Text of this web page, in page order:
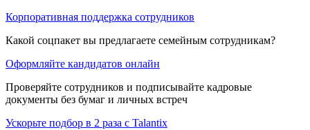
Корпоративная поддержка сотрудников
Какой соцпакет вы предлагаете семейным сотрудникам?
Оформляйте кандидатов онлайн
Проверяйте сотрудников и подписывайте кадровые
документы без бумаг и личных встреч
Ускорьте подбор в 2 раза с Talantix